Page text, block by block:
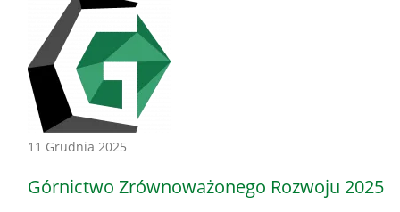
11 Grudnia 2025
Honorowe
Górnictwo Zrównoważonego Rozwoju 2025